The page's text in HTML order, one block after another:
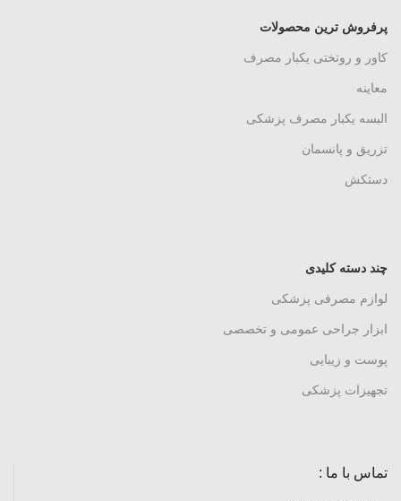
پرفروش ترین محصولات
کاور و روتختی یکبار مصرف
معاینه
البسه یکبار مصرف پزشکی
تزریق و پانسمان
دستکش
چند دسته کلیدی
لوازم مصرفی پزشکی
ابزار جراحی عمومی و تخصصی
پوست و زیبایی
تجهیزات پزشکی
تماس با ما :